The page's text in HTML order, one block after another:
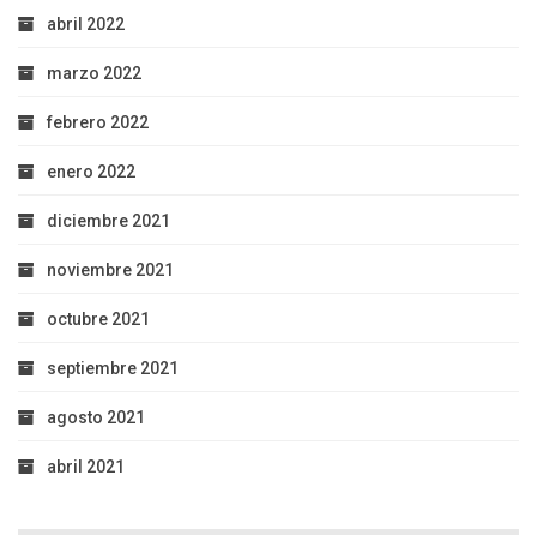
abril 2022
marzo 2022
febrero 2022
enero 2022
diciembre 2021
noviembre 2021
octubre 2021
septiembre 2021
agosto 2021
abril 2021